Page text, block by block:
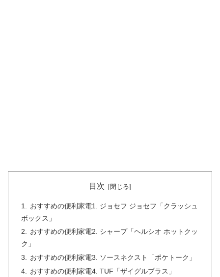
目次
おすすめの便利家電1. ジョセフ ジョセフ「クラッシュ
ボックス」
おすすめの便利家電2. シャープ「ヘルシオ ホットクッ
ク」
おすすめの便利家電3. ソースネクスト「ポケトーク」
おすすめの便利家電4. TUF「ザイグルプラス」